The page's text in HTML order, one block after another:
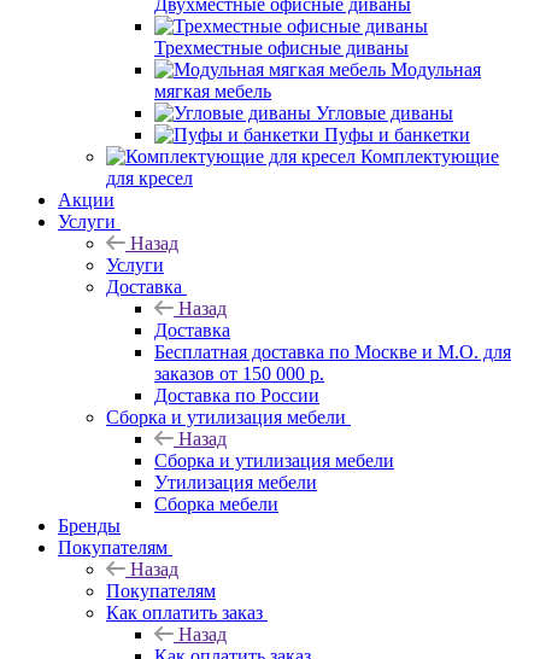
Двухместные офисные диваны
Трехместные офисные диваны
Модульная
мягкая мебель
Угловые диваны
Пуфы и банкетки
Комплектующие
для кресел
Акции
Услуги
Назад
Услуги
Доставка
Назад
Доставка
Бесплатная доставка по Москве и М.О. для
заказов от 150 000 р.
Доставка по России
Сборка и утилизация мебели
Назад
Сборка и утилизация мебели
Утилизация мебели
Сборка мебели
Бренды
Покупателям
Назад
Покупателям
Как оплатить заказ
Назад